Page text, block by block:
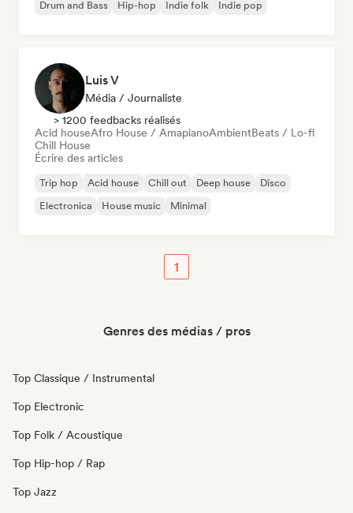
Drum and Bass Hip-hop Indie folk Indie pop
Luis V
Média / Journaliste
> 1200 feedbacks réalisés
Acid houseAfro House / AmapianoAmbientBeats / Lo-fi
Chill House
Écrire des articles
Trip hop Acid house Chill out Deep house
Disco
Electronica
House music Minimal
1
Genres des médias / pros
Top Classique / Instrumental
Top Electronic
Top Folk / Acoustique
Top Hip-hop / Rap
Top Jazz